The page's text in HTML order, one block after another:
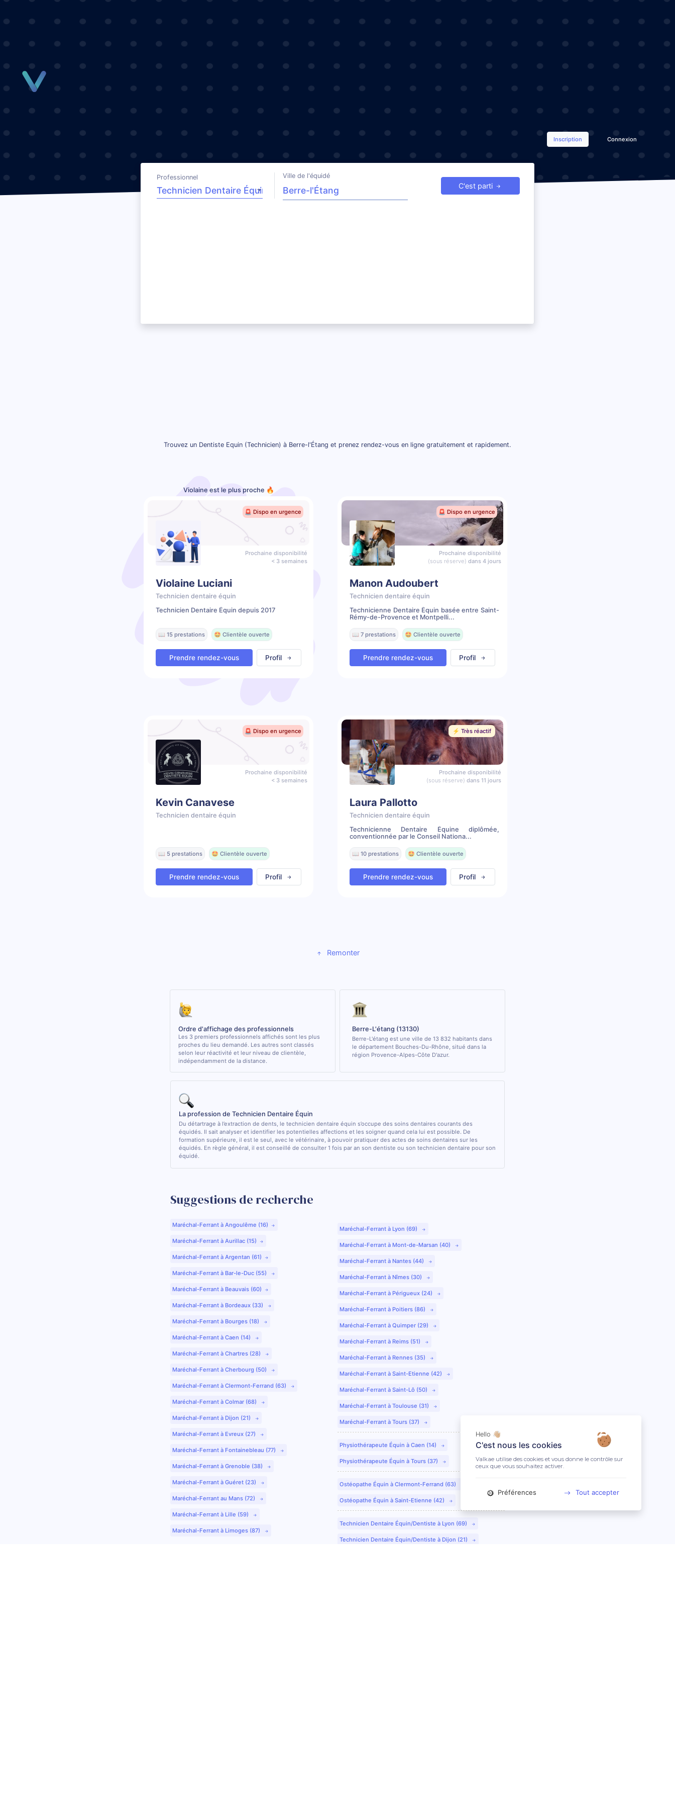
Inscription Connexion
Professionnel Ville de l'équidé
C'est parti
Trouvez un Dentiste Equin (Technicien) à Berre-l'Étang et prenez rendez-vous en ligne gratuitement et rapidement.
Violaine est le plus proche 🔥
🚨 Dispo en urgence
Prochaine disponibilité
< 3 semaines
Violaine Luciani
Technicien dentaire équin
Technicien Dentaire Équin depuis 2017
📖 15 prestations 🤩 Clientèle ouverte
Prendre rendez-vous Profil
🚨 Dispo en urgence
Prochaine disponibilité
(sous réserve) dans 4 jours
Manon Audoubert
Technicien dentaire équin
Technicienne Dentaire Équin basée entre Saint-
Rémy-de-Provence et Montpelli...
📖 7 prestations 🤩 Clientèle ouverte
Prendre rendez-vous Profil
🚨 Dispo en urgence
Prochaine disponibilité
< 3 semaines
Kevin Canavese
Technicien dentaire équin
📖 5 prestations 🤩 Clientèle ouverte
Prendre rendez-vous Profil
⚡️ Très réactif
Prochaine disponibilité
(sous réserve) dans 11 jours
Laura Pallotto
Technicien dentaire équin
Technicienne Dentaire Équine diplômée,
conventionnée par le Conseil Nationa...
📖 10 prestations 🤩 Clientèle ouverte
Prendre rendez-vous Profil
Remonter
Ordre d'affichage des professionnels
Les 3 premiers professionnels affichés sont les plus
proches du lieu demandé. Les autres sont classés
selon leur réactivité et leur niveau de clientèle,
indépendamment de la distance.
Berre-L'étang (13130)
Berre-L'étang est une ville de 13 832 habitants dans
le département Bouches-Du-Rhône, situé dans la
région Provence-Alpes-Côte D'azur.
La profession de Technicien Dentaire Équin
Du détartrage à l’extraction de dents, le technicien dentaire équin s’occupe des soins dentaires courants des
équidés. Il sait analyser et identifier les potentielles affections et les soigner quand cela lui est possible. De
formation supérieure, il est le seul, avec le vétérinaire, à pouvoir pratiquer des actes de soins dentaires sur les
équidés. En règle général, il est conseillé de consulter 1 fois par an son dentiste ou son technicien dentaire pour son
équidé.
Suggestions de recherche
Maréchal-Ferrant à Angoulême (16)
Maréchal-Ferrant à Aurillac (15)
Maréchal-Ferrant à Argentan (61)
Maréchal-Ferrant à Bar-le-Duc (55)
Maréchal-Ferrant à Beauvais (60)
Maréchal-Ferrant à Bordeaux (33)
Maréchal-Ferrant à Bourges (18)
Maréchal-Ferrant à Caen (14)
Maréchal-Ferrant à Chartres (28)
Maréchal-Ferrant à Cherbourg (50)
Maréchal-Ferrant à Clermont-Ferrand (63)
Maréchal-Ferrant à Colmar (68)
Maréchal-Ferrant à Dijon (21)
Maréchal-Ferrant à Evreux (27)
Maréchal-Ferrant à Fontainebleau (77)
Maréchal-Ferrant à Grenoble (38)
Maréchal-Ferrant à Guéret (23)
Maréchal-Ferrant au Mans (72)
Maréchal-Ferrant à Lille (59)
Maréchal-Ferrant à Limoges (87)
Maréchal-Ferrant à Lyon (69)
Maréchal-Ferrant à Mont-de-Marsan (40)
Maréchal-Ferrant à Nantes (44)
Maréchal-Ferrant à Nîmes (30)
Maréchal-Ferrant à Périgueux (24)
Maréchal-Ferrant à Poitiers (86)
Maréchal-Ferrant à Quimper (29)
Maréchal-Ferrant à Reims (51)
Maréchal-Ferrant à Rennes (35)
Maréchal-Ferrant à Saint-Etienne (42)
Maréchal-Ferrant à Saint-Lô (50)
Maréchal-Ferrant à Toulouse (31)
Maréchal-Ferrant à Tours (37)
Physiothérapeute Équin à Caen (14)
Physiothérapeute Équin à Tours (37)
Ostéopathe Équin à Clermont-Ferrand (63)
Ostéopathe Équin à Saint-Etienne (42)
Technicien Dentaire Équin/Dentiste à Lyon (69)
Technicien Dentaire Équin/Dentiste à Dijon (21)
Hello 👋🏼
C'est nous les cookies
Valkae utilise des cookies et vous donne le contrôle sur
ceux que vous souhaitez activer.
Préférences Tout accepter